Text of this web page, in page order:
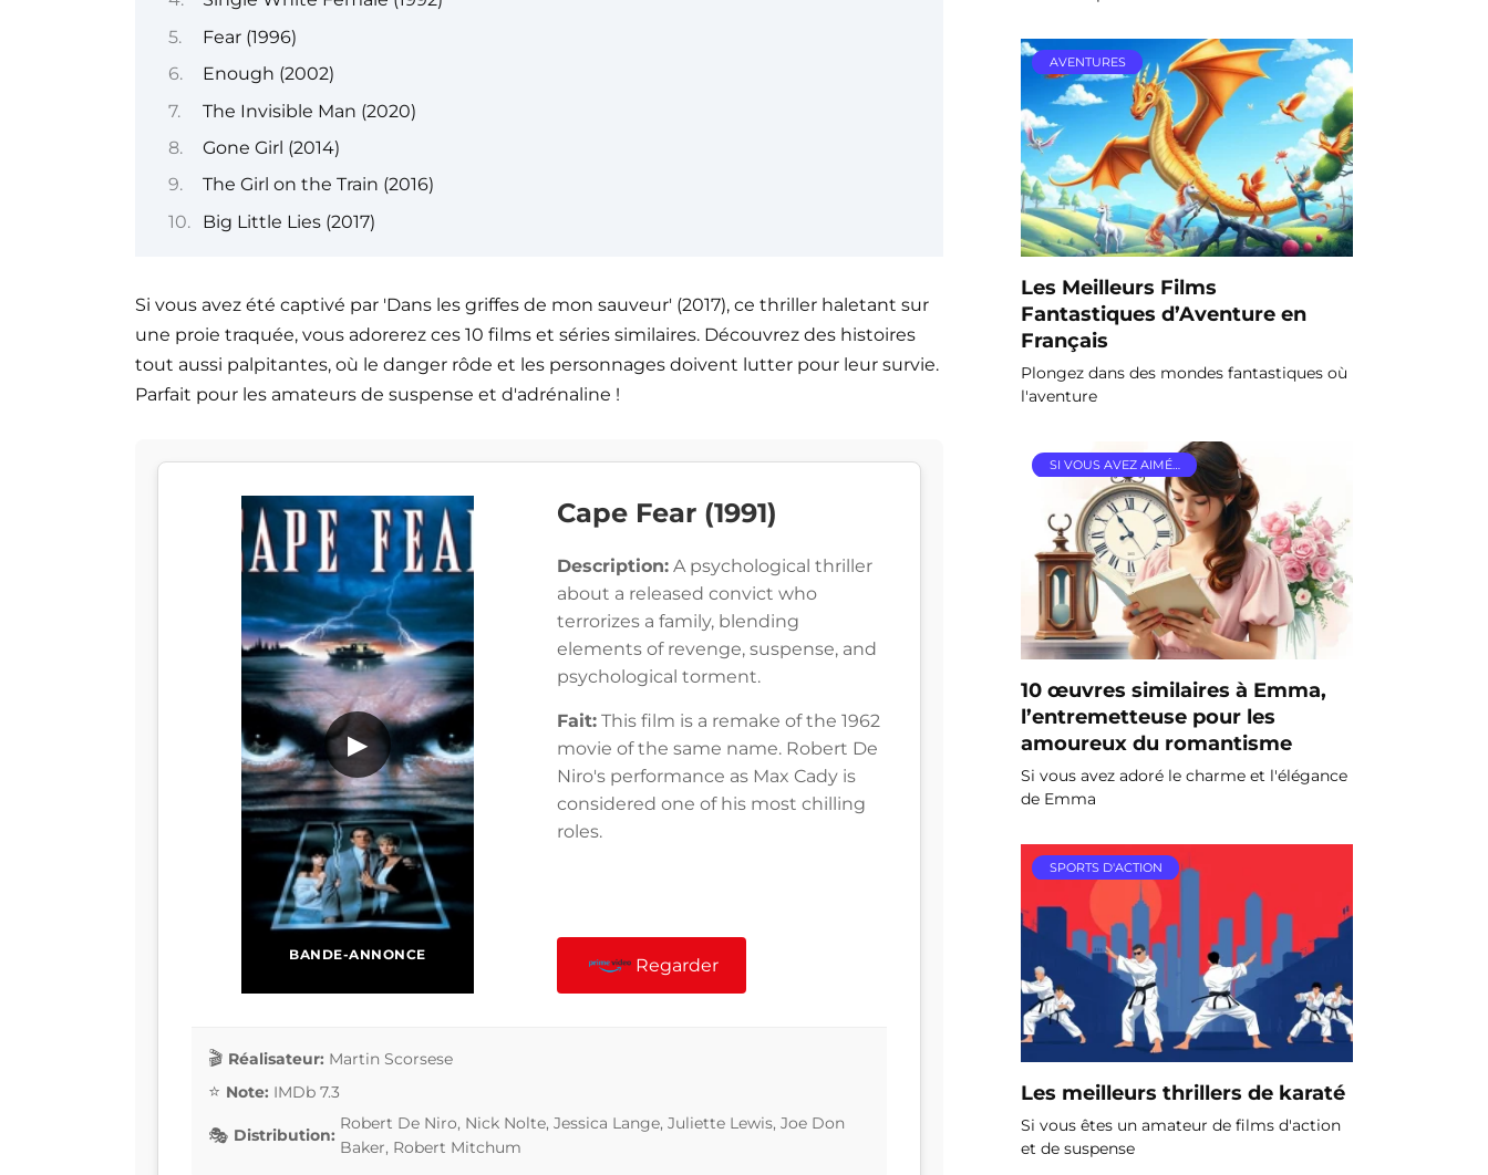
Fear (1996)
Enough (2002)
The Invisible Man (2020)
Gone Girl (2014)
The Girl on the Train (2016)
Big Little Lies (2017)
Si vous avez été captivé par 'Dans les griffes de mon sauveur' (2017), ce thriller haletant sur
une proie traquée, vous adorerez ces 10 films et séries similaires. Découvrez des histoires
tout aussi palpitantes, où le danger rôde et les personnages doivent lutter pour leur survie.
Parfait pour les amateurs de suspense et d'adrénaline !
BANDE-ANNONCE
▶
Cape Fear (1991)
Description: A psychological thriller
about a released convict who
terrorizes a family, blending
elements of revenge, suspense, and
psychological torment.
Fait: This film is a remake of the 1962
movie of the same name. Robert De
Niro's performance as Max Cady is
considered one of his most chilling
roles.
Regarder
Réalisateur: Martin Scorsese
Note: IMDb 7.3
Distribution:
Robert De Niro, Nick Nolte, Jessica Lange, Juliette Lewis, Joe Don
Baker, Robert Mitchum
AVENTURES
Les Meilleurs Films
Fantastiques d’Aventure en
Français
Plongez dans des mondes fantastiques où
l'aventure
SI VOUS AVEZ AIMÉ…
10 œuvres similaires à Emma,
l’entremetteuse pour les
amoureux du romantisme
Si vous avez adoré le charme et l'élégance
de Emma
SPORTS D'ACTION
Les meilleurs thrillers de karaté
Si vous êtes un amateur de films d'action
et de suspense